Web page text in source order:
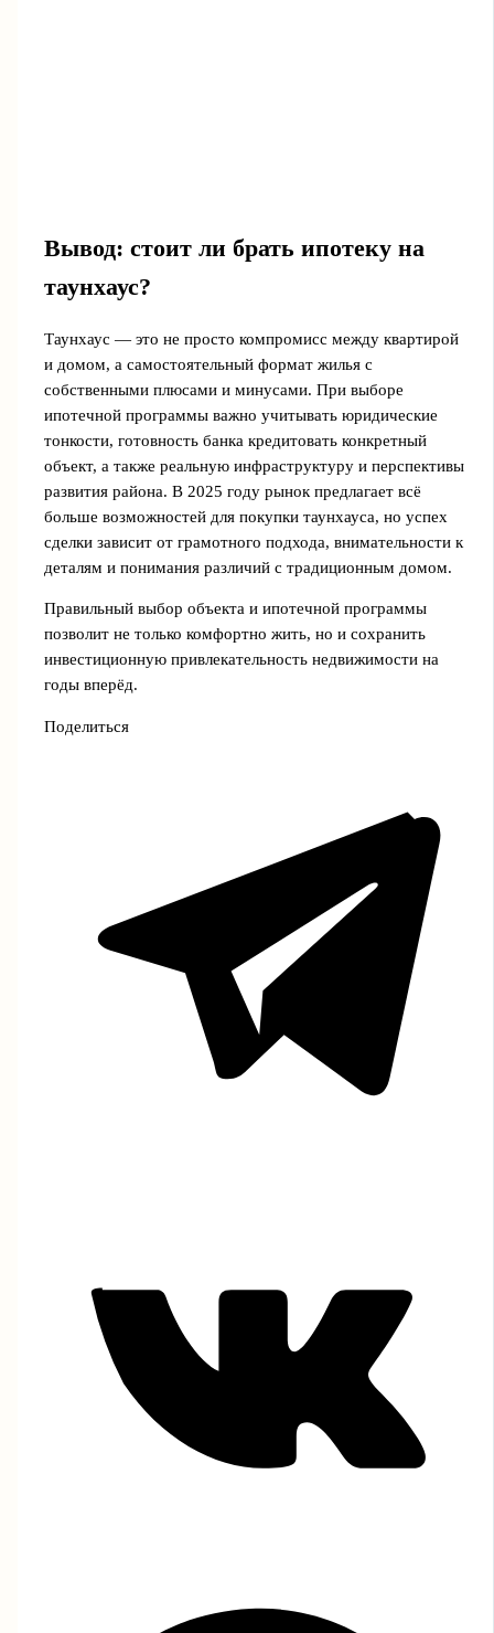
Вывод: стоит ли брать ипотеку на
таунхаус?
Таунхаус — это не просто компромисс между квартирой
и домом, а самостоятельный формат жилья с
собственными плюсами и минусами. При выборе
ипотечной программы важно учитывать юридические
тонкости, готовность банка кредитовать конкретный
объект, а также реальную инфраструктуру и перспективы
развития района. В 2025 году рынок предлагает всё
больше возможностей для покупки таунхауса, но успех
сделки зависит от грамотного подхода, внимательности к
деталям и понимания различий с традиционным домом.
Правильный выбор объекта и ипотечной программы
позволит не только комфортно жить, но и сохранить
инвестиционную привлекательность недвижимости на
годы вперёд.
Поделиться